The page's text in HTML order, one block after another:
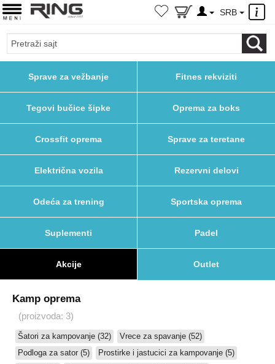
×
SRB
Sprave za vežbanje Fitnes rekviziti
Tegovi bučice šipke Oprema za boks
Crossfit oprema Sprave za teretane
Električna vozila Rezervni delovi
Odeća za trening Sportska oprema
Suplementi Padel
Akcije Outlet
Kamp oprema
(proizvoda: 3)
Šatori za kampovanje (32)
Vrece za spavanje (52)
Podloga za sator (5)
Prostirke i jastucici za kampovanje (5)